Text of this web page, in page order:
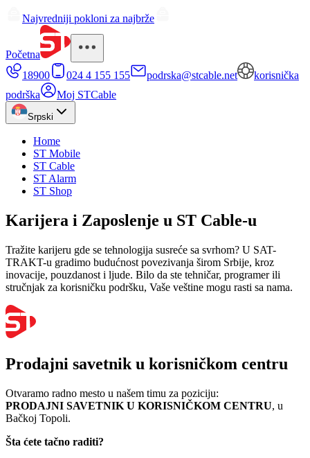
Najvredniji pokloni za najbrže
Početna
18900
024 4 155 155 podrska@stcable.net
korisnička
podrška
Moj STCable
Srpski
Home
ST Mobile
ST Cable
ST Alarm
ST Shop
Karijera i Zaposlenje u ST Cable-u
Tražite karijeru gde se tehnologija susreće sa svrhom? U SAT-
TRAKT-u gradimo budućnost povezivanja širom Srbije, kroz
inovacije, pouzdanost i ljude. Bilo da ste tehničar, programer ili
stručnjak za korisničku podršku, Vaše veštine mogu rasti sa nama.
Prodajni savetnik u korisničkom centru
Otvaramo radno mesto u našem timu za poziciju:
PRODAJNI SAVETNIK U KORISNIČKOM CENTRU, u
Bačkoj Topoli.
Šta ćete tačno raditi?